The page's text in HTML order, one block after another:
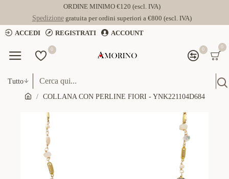
ORDINE MINIMO €120 (escl. IVA)
Spedizionegratuita per ordini superiori a €800 (escl. IVA)
ACCEDI
REGISTRATI ACCOUNT
0 0 0
Tutto
COLLANA CON PERLINE FIORI - YNK221104D684